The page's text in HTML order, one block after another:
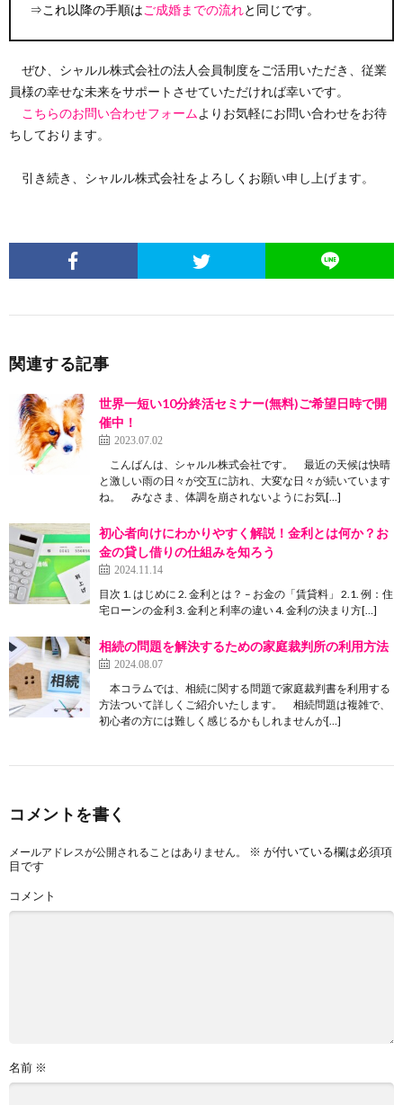
⇒これ以降の手順はご成婚までの流れと同じです。
ぜひ、シャルル株式会社の法人会員制度をご活用いただき、従業
員様の幸せな未来をサポートさせていただければ幸いです。
こちらのお問い合わせフォームよりお気軽にお問い合わせをお待
ちしております。
引き続き、シャルル株式会社をよろしくお願い申し上げます。
関連する記事
世界一短い10分終活セミナー(無料)ご希望日時で開
催中！
2023.07.02
こんばんは、シャルル株式会社です。 最近の天候は快晴
と激しい雨の日々が交互に訪れ、大変な日々が続いています
ね。 みなさま、体調を崩されないようにお気[…]
初心者向けにわかりやすく解説！金利とは何か？お
金の貸し借りの仕組みを知ろう
2024.11.14
目次 1. はじめに 2. 金利とは？ – お金の「賃貸料」 2.1. 例：住
宅ローンの金利 3. 金利と利率の違い 4. 金利の決まり方[…]
相続の問題を解決するための家庭裁判所の利用方法
2024.08.07
本コラムでは、相続に関する問題で家庭裁判書を利用する
方法ついて詳しくご紹介いたします。 相続問題は複雑で、
初心者の方には難しく感じるかもしれませんが[…]
コメントを書く
メールアドレスが公開されることはありません。 ※ が付いている欄は必須項
目です
コメント
名前 ※